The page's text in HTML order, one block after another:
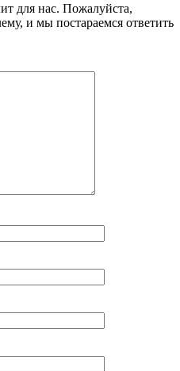
для нас. Пожалуйста,
и мы постараемся ответить